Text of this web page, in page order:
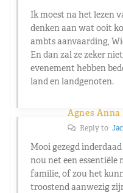
Ik moest na het lezen
denken aan wat ooit
ambts aanvaarding,
En dan zal ze zeker
evenement hebben
land en landgenoten.
Agnes Anna
Reply to
Mooi gezegd
nou net een
familie, of zou het
troostend aanwezig